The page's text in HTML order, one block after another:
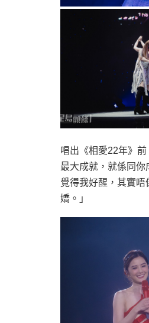
唱出《相愛22年》前
最大成就，就係同
覺得我好醒，其實
嬌。」